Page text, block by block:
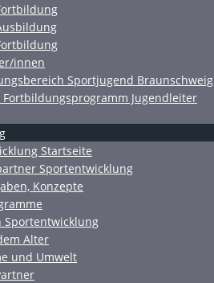
innen
Sportjugend Braunschweig
Fortbildungsprogramm Jugendleiter
Startseite
Sportentwicklung
Konzepte
Sportentwicklung
Alter
und Umwelt